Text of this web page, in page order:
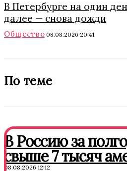
В Петербурге на один
далее — снова дожди
Общество 08.08.2026 20:41
По теме
В Россию за
свыше 7 тысяч
08.08.2026 12:12